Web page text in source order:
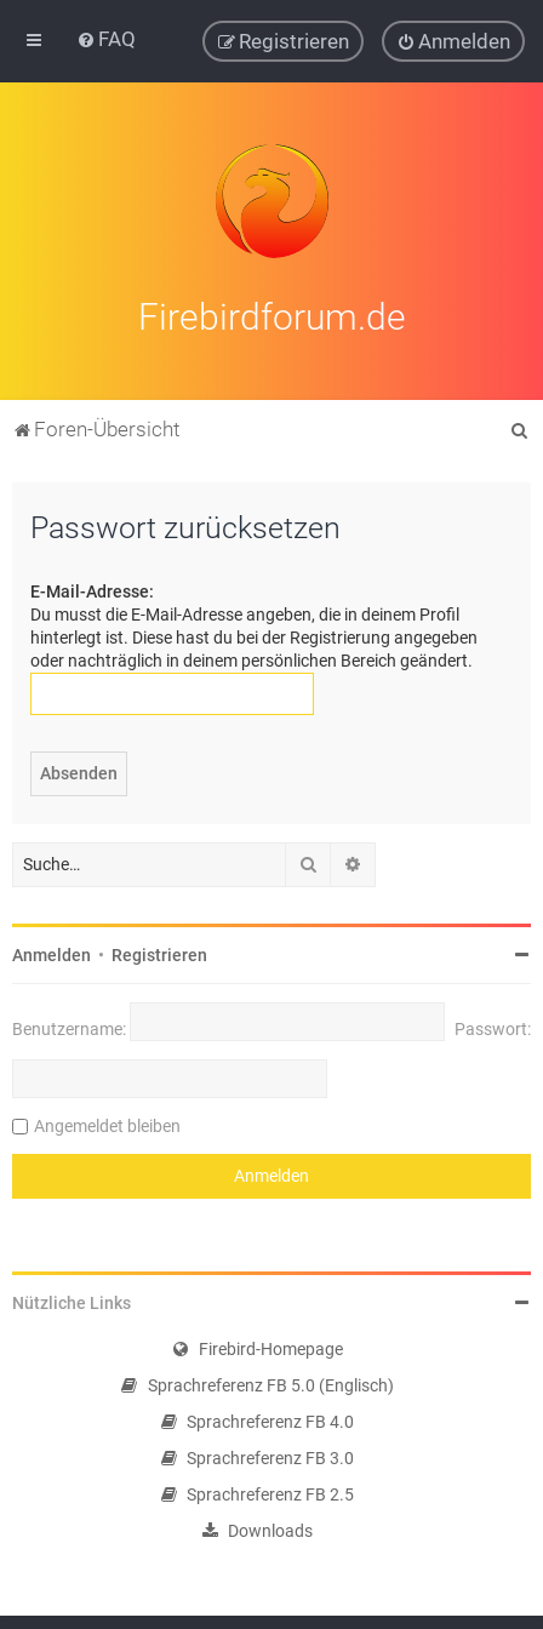
FAQ Anmelden
Registrieren
Firebirdforum.de
Foren-Übersicht
Passwort zurücksetzen
E-Mail-Adresse:
Du musst die E-Mail-Adresse angeben, die in deinem Profil
hinterlegt ist. Diese hast du bei der Registrierung angegeben
oder nachträglich in deinem persönlichen Bereich geändert.
Suche
Anmelden • Registrieren
Benutzername: Passwort:
Angemeldet bleiben
Nützliche Links
Firebird-Homepage
Sprachreferenz FB 5.0 (Englisch)
Sprachreferenz FB 4.0
Sprachreferenz FB 3.0
Sprachreferenz FB 2.5
Downloads